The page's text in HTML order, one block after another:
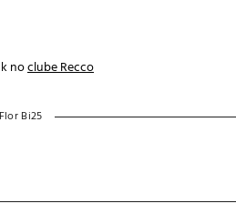
noclube Recco
Bi25